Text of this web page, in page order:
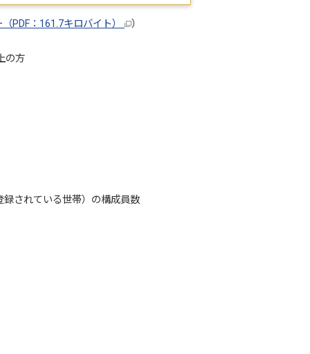
PDF：161.7キロバイト）
）
の方
されている世帯）の構成員数